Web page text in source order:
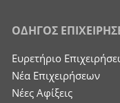
ΟΔΗΓΟΣ
Ευρετήριο
Nέα Επιχειρήσεων
Νέες Αφίξεις